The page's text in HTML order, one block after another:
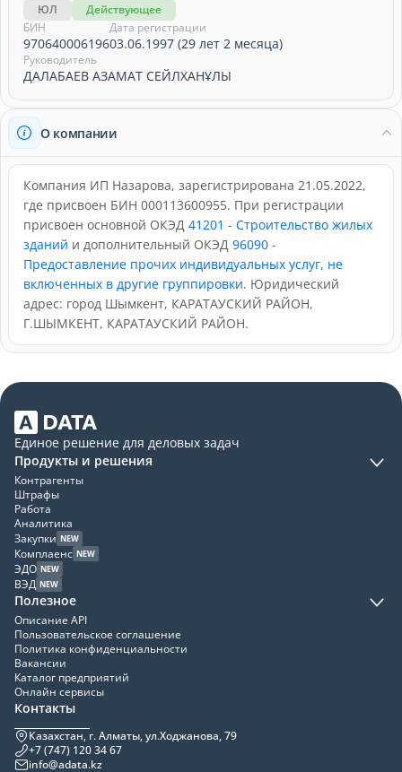
ЮЛ
Действующее
БИН
970640006196
Дата регистрации
03.06.1997 (29 лет 2 месяца)
Руководитель
ДАЛАБАЕВ АЗАМАТ СЕЙЛХАНҰЛЫ
О компании
Компания ИП Назарова, зарегистрирована 21.05.2022,
где присвоен БИН 000113600955. При регистрации
присвоен основной ОКЭД 41201 - Строительство жилых
зданий и дополнительный ОКЭД 96090 -
Предоставление прочих индивидуальных услуг, не
включенных в другие группировки. Юридический
адрес: город Шымкент, КАРАТАУСКИЙ РАЙОН,
Г.ШЫМКЕНТ, КАРАТАУСКИЙ РАЙОН.
Единое решение для деловых задач
Продукты и решения
Контрагенты
Штрафы
Работа
Аналитика
Закупки NEW
Комплаенс NEW
ЭДО NEW
ВЭД NEW
Полезное
Описание API
Пользовательское соглашение
Политика конфиденциальности
Вакансии
Каталог предприятий
Онлайн сервисы
Контакты
Казахстан, г. Алматы, ул.Ходжанова, 79
+7 (747) 120 34 67
info@adata.kz